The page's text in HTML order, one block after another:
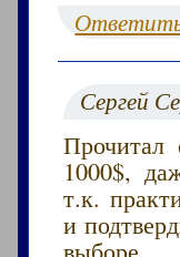
Сергей
1000$,
т.к.
и